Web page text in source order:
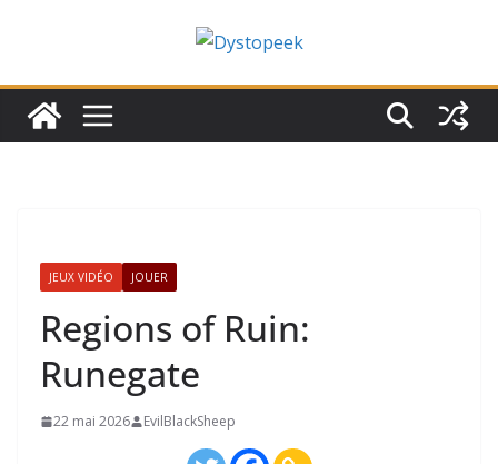
JEUX VIDÉO JOUER
Regions of Ruin:
Runegate
22 mai 2026 EvilBlackSheep